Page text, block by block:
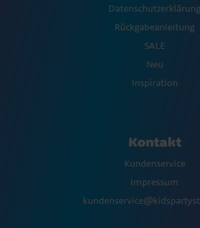
Datenschutzerklärung
Rückgabeanleitung
SALE
Neu
Inspiration
Kontakt
Kundenservice
Impressum